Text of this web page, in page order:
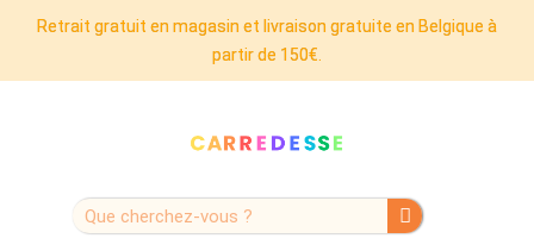
Retrait gratuit en magasin et livraison gratuite en Belgique à
partir de 150€.